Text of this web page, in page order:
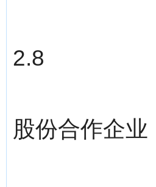
2.8
股份合作企业